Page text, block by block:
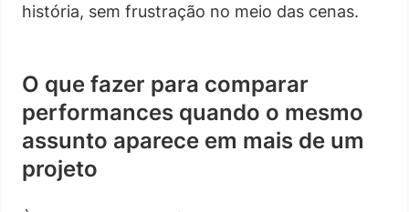
história, sem frustração no meio das cenas.
O que fazer para comparar
performances quando o mesmo
assunto aparece em mais de um
projeto